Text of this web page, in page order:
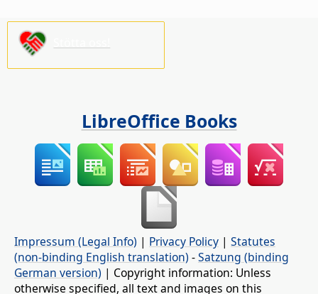
LibreOffice Books
Impressum (Legal Info) | Privacy Policy | Statutes
(non-binding English translation) -Satzung (binding
German version) | Copyright information: Unless
otherwise specified, all text and images on this